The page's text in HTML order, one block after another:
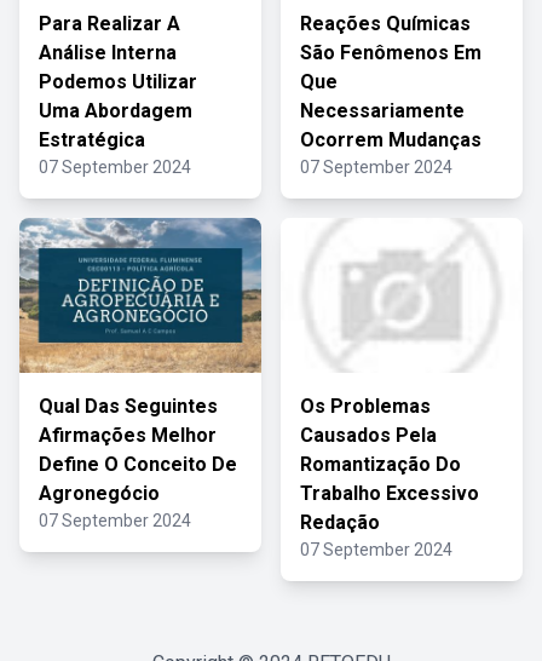
Para Realizar A
Análise Interna
Podemos Utilizar
Uma Abordagem
Estratégica
07 September 2024
Reações Químicas
São Fenômenos Em
Que
Necessariamente
Ocorrem Mudanças
07 September 2024
Qual Das Seguintes
Afirmações Melhor
Define O Conceito De
Agronegócio
07 September 2024
Os Problemas
Causados Pela
Romantização Do
Trabalho Excessivo
Redação
07 September 2024